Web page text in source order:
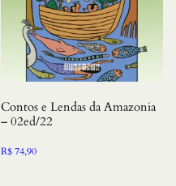
Contos e Lendas da Amazonia
– 02ed/22
R$74,90